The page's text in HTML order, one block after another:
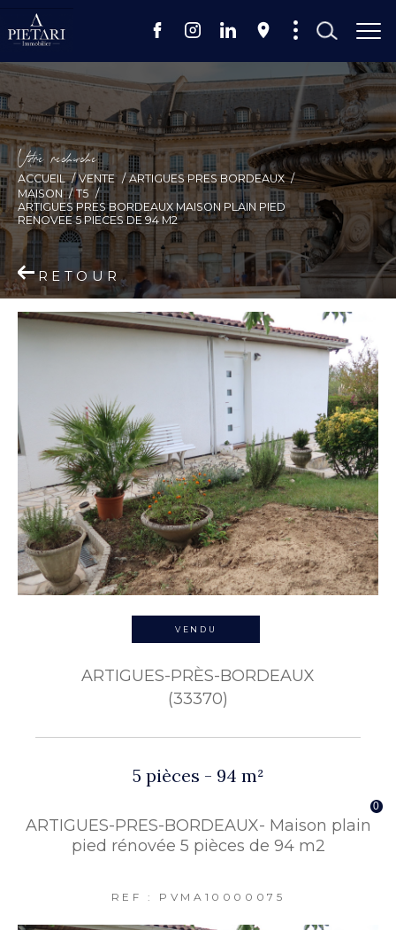
0
Vore recece
ACCUEIL VENTE
ARTIGUES PRES BORDEAUX
MAISON
T5
ARTIGUES PRES BORDEAUX MAISON PLAIN PIED
RENOVEE 5 PIECES DE 94 M2
RETOUR
VENDU
ARTIGUES-PRÈS-BORDEAUX
(33370)
5 pièces - 94 m²
ARTIGUES-PRES-BORDEAUX- Maison plain
pied rénovée 5 pièces de 94 m2
REF : PVMA10000075